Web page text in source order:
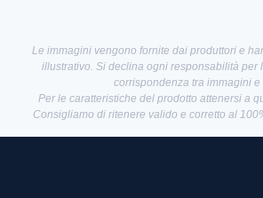
Le immagini vengono fornite dai produttori e
illustrativo. Si declina ogni responsabilità per
corrispondenza tra immagini e
Per le caratteristiche del prodotto attenersi a
Consigliamo di ritenere valido e corretto al